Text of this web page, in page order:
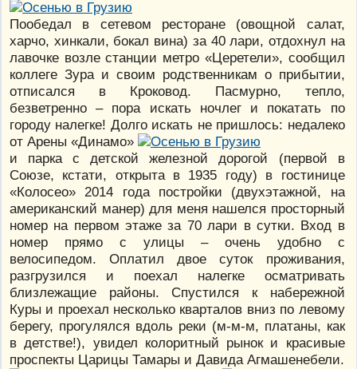
Пообедал в сетевом ресторане (овощной салат,
харчо, хинкали, бокал вина) за 40 лари, отдохнул на
лавочке возле станции метро «Церетели», сообщил
коллеге Зура и своим родственникам о прибытии,
отписался в Кроковод. Пасмурно, тепло,
безветренно – пора искать ночлег и покатать по
городу налегке! Долго искать не пришлось: недалеко
от Арены «Динамо»
и парка с детской железной дорогой (первой в
Союзе, кстати, открыта в 1935 году) в гостинице
«Колосео» 2014 года постройки (двухэтажной, на
американский манер) для меня нашелся просторный
номер на первом этаже за 70 лари в сутки. Вход в
номер прямо с улицы – очень удобно с
велосипедом. Оплатил двое суток проживания,
разгрузился и поехал налегке осматривать
близлежащие районы. Спустился к набережной
Куры и проехал несколько кварталов вниз по левому
берегу, прогулялся вдоль реки (м-м-м, платаны, как
в детстве!), увидел колоритный рынок и красивые
проспекты Царицы Тамары и Давида Агмашенебели.